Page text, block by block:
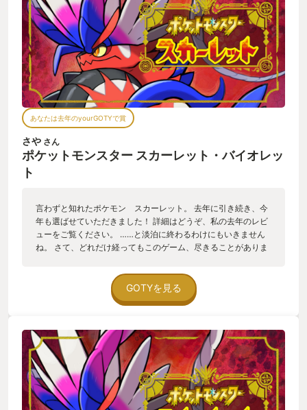
してはややちぐはぐなところがなくもないものの、ポケモンの
メインシリーズとして今後にもとても期待できるゲームだった
なと思います。
あなたは去年のyourGOTYで賞
さや さん
ポケットモンスター スカーレット・バイオレッ
ト
言わずと知れたポケモン スカーレット。 去年に引き続き、今
年も選ばせていただきました！ 詳細はどうぞ、私の去年のレビ
ューをご覧ください。 ……と淡泊に終わるわけにもいきません
ね。 さて、どれだけ経ってもこのゲーム、尽きることがありま
作のZ-Aが発売されるまで……。いや、発売されても、なお楽し
めるでしょう！ 可愛いポケモンたちを育てて、眺めるだけでも
時間を忘れる楽しいひと時。 対戦や収集、図鑑集めに特殊なア
黒いレックウザのレイドが開かれています。 そのほかにもゲー
ム内外問わず、定期的に様々なイベントが開催されます。 リア
ルで商品を購入することで幻のポケモンが貰えるなんてこと
も！ これ、そこそこお金かかります。世の中のパパさん、ママ
さん頑張って！ とても大きな作品だからこそできる幅広い展開
でプレイヤーを飽きさせることはありません！！ ちなみに私は
GOTYを見る